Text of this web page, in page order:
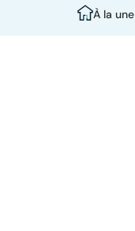
À la une